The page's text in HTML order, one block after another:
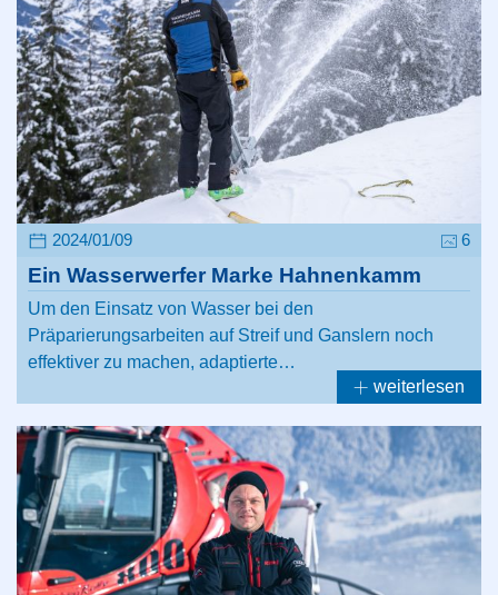
2024/01/09 6
Ein Wasserwerfer Marke Hahnenkamm
Um den Einsatz von Wasser bei den
Präparierungsarbeiten auf Streif und Ganslern noch
effektiver zu machen, adaptierte…
weiterlesen